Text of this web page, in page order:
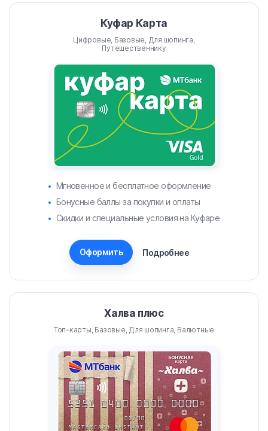
Куфар Карта
Цифровые, Базовые, Для шопинга,
Путешественнику
Мгновенное и бесплатное оформление
Бонусные баллы за покупки и оплаты
Скидки и специальные условия на Куфаре
Оформить Подробнее
Халва плюс
Топ-карты, Базовые, Для шопинга, Валютные